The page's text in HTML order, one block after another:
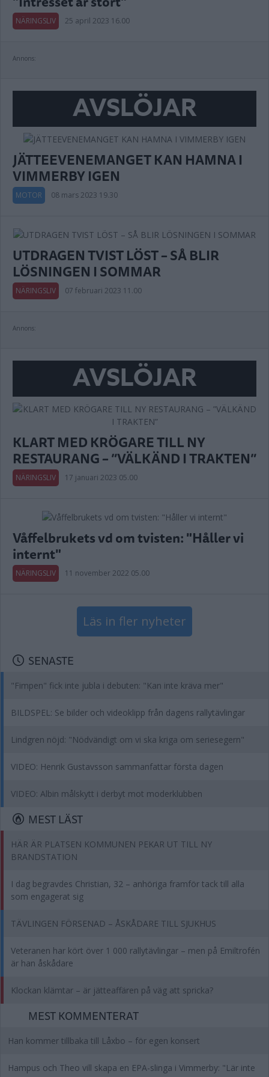
NÄRINGSLIV 25 april 2023 16.00
Annons:
AVSLÖJAR
JÄTTEEVENEMANGET KAN HAMNA I
VIMMERBY IGEN
MOTOR 08 mars 2023 19.30
UTDRAGEN TVIST LÖST – SÅ BLIR
LÖSNINGEN I SOMMAR
NÄRINGSLIV 07 februari 2023 11.00
Annons:
AVSLÖJAR
KLART MED KRÖGARE TILL NY
RESTAURANG – ”VÄLKÄND I TRAKTEN”
NÄRINGSLIV 17 januari 2023 05.00
Våffelbrukets vd om tvisten: "Håller vi
internt"
NÄRINGSLIV 11 november 2022 05.00
Läs in fler nyheter
SENASTE
"Fimpen" fick inte jubla i debuten: "Kan inte kräva mer"
BILDSPEL: Se bilder och videoklipp från dagens rallytävlingar
Lindgren nöjd: "Nödvändigt om vi ska kriga om seriesegern"
VIDEO: Henrik Gustavsson sammanfattar första dagen
VIDEO: Albin målskytt i derbyt mot moderklubben
MEST LÄST
HÄR ÄR PLATSEN KOMMUNEN PEKAR UT TILL NY
BRANDSTATION
I dag begravdes Christian, 32 – anhöriga framför tack till alla
som engagerat sig
TÄVLINGEN FÖRSENAD – ÅSKÅDARE TILL SJUKHUS
Veteranen har kört över 1 000 rallytävlingar – men på Emiltrofén
är han åskådare
Klockan klämtar – är jätteaffären på väg att spricka?
MEST KOMMENTERAT
Han kommer tillbaka till Låxbo – för egen konsert
Hampus och Theo vill skapa en EPA-slinga i Vimmerby: "Lär inte